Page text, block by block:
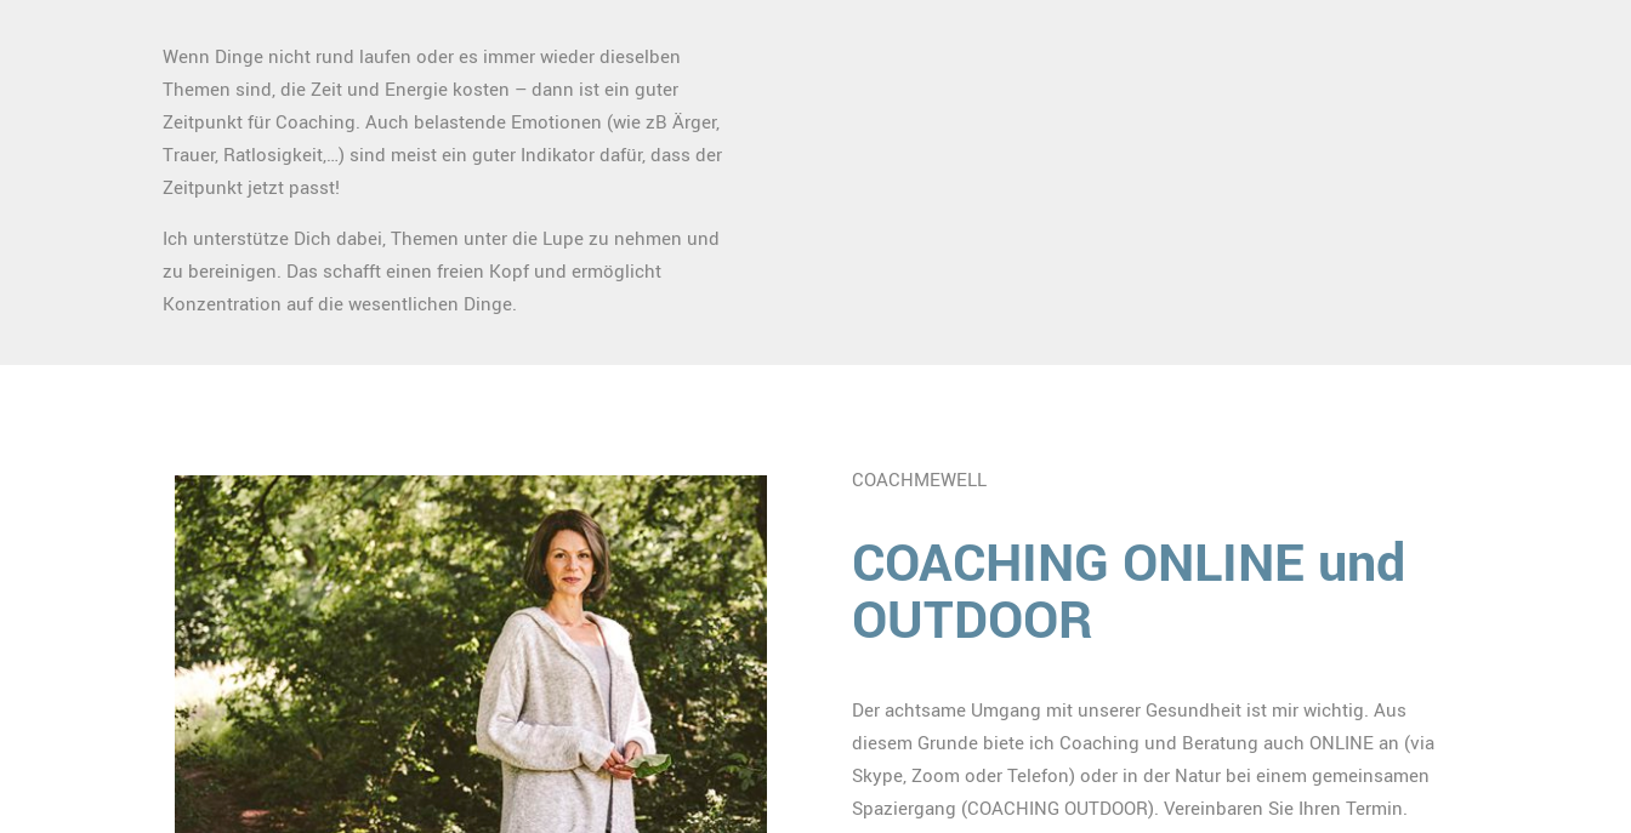
Wenn Dinge nicht rund laufen oder es immer wieder dieselben
Themen sind, die Zeit und Energie kosten – dann ist ein guter
Zeitpunkt für Coaching. Auch belastende Emotionen (wie zB Ärger,
Trauer, Ratlosigkeit,…) sind meist ein guter Indikator dafür, dass der
Zeitpunkt jetzt passt!
Ich unterstütze Dich dabei, Themen unter die Lupe zu nehmen und
zu bereinigen. Das schafft einen freien Kopf und ermöglicht
Konzentration auf die wesentlichen Dinge.
COACHMEWELL
COACHING ONLINE und
OUTDOOR
Der achtsame Umgang mit unserer Gesundheit ist mir wichtig. Aus
diesem Grunde biete ich Coaching und Beratung auch ONLINE an (via
Skype, Zoom oder Telefon) oder in der Natur bei einem gemeinsamen
Spaziergang (COACHING OUTDOOR). Vereinbaren Sie Ihren Termin.